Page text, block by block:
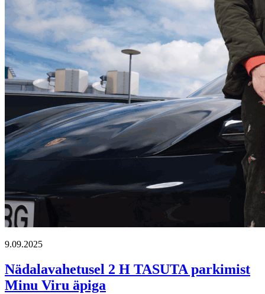
9.09.2025
Nädalavahetusel 2 H TASUTA parkimist
Minu Viru äpiga